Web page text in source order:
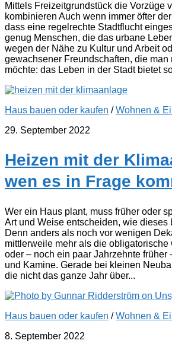
Mittels Freizeitgrundstück die Vorzüge
kombinieren Auch wenn immer öfter
dass eine regelrechte Stadtflucht
genug Menschen, die das urbane
wegen der Nähe zu Kultur und Arbeit
gewachsener Freundschaften, die man
möchte: das Leben in der Stadt bietet
Haus bauen oder kaufen /Wohnen &
29. September 2022
Heizen mit der
wen es in Frage
Wer ein Haus plant, muss früher oder
Art und Weise entscheiden, wie dieses
Denn anders als noch vor wenigen
mittlerweile mehr als die obligatorische
oder – noch ein paar Jahrzehnte früher
und Kamine. Gerade bei kleinen
die nicht das ganze Jahr über...
Haus bauen oder kaufen /Wohnen &
8. September 2022